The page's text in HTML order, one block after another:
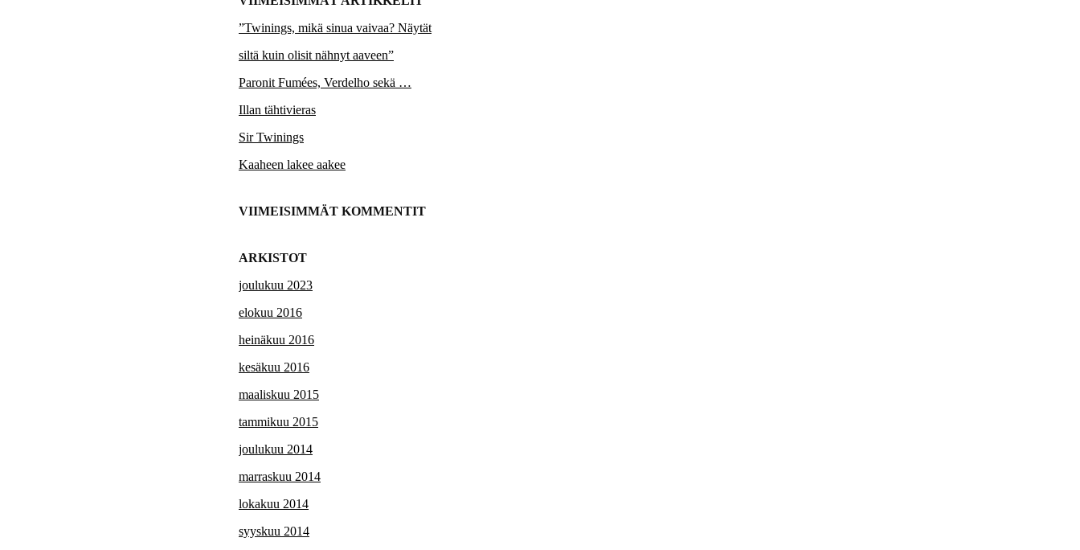
”Twinings, mikä sinua vaivaa? Näytät
siltä kuin olisit nähnyt aaveen”
Paronit Fumées, Verdelho sekä …
Illan tähtivieras
Sir Twinings
Kaaheen lakee aakee
VIIMEISIMMÄT KOMMENTIT
ARKISTOT
joulukuu 2023
elokuu 2016
heinäkuu 2016
kesäkuu 2016
maaliskuu 2015
tammikuu 2015
joulukuu 2014
marraskuu 2014
lokakuu 2014
syyskuu 2014